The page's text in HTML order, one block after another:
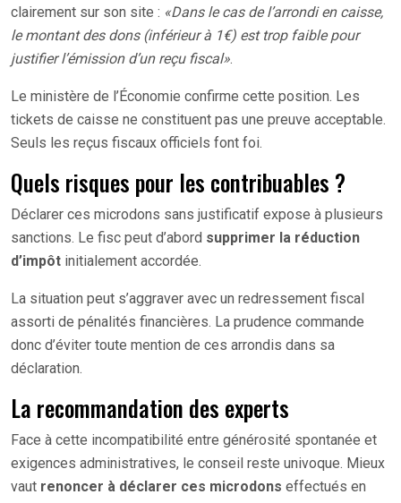
clairement sur son site : «Dans le cas de l’arrondi en caisse,
le montant des dons (inférieur à 1€) est trop faible pour
justifier l’émission d’un reçu fiscal».
Le ministère de l’Économie confirme cette position. Les
tickets de caisse ne constituent pas une preuve acceptable.
Seuls les reçus fiscaux officiels font foi.
Quels risques pour les contribuables ?
Déclarer ces microdons sans justificatif expose à plusieurs
sanctions. Le fisc peut d’abord supprimer la réduction
d’impôt initialement accordée.
La situation peut s’aggraver avec un redressement fiscal
assorti de pénalités financières. La prudence commande
donc d’éviter toute mention de ces arrondis dans sa
déclaration.
La recommandation des experts
Face à cette incompatibilité entre générosité spontanée et
exigences administratives, le conseil reste univoque. Mieux
vaut renoncer à déclarer ces microdons effectués en